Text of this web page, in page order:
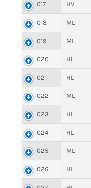
017 HV
018 ML
019 ML
020 HL
021 HL
022 ML
023 HL
024 HL
025 ML
026 HL